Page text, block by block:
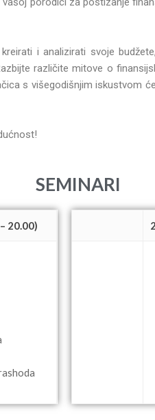
i analizirati svoje
različite mitove o
s višegodišnjim iskustvom
SEMINARI
20.00)